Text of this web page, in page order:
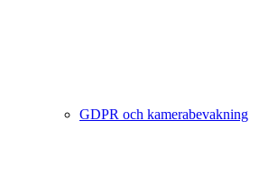
GDPR och kamerabevakning